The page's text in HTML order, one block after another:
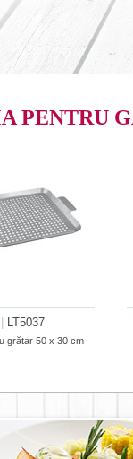
PENTRU
LT5037
grătar 50 x 30 cm